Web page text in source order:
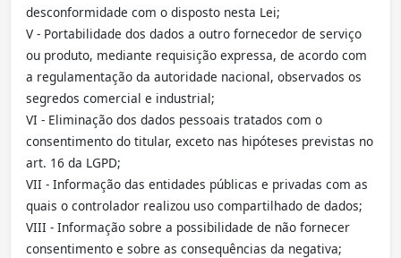
desconformidade com o disposto nesta Lei;
V - Portabilidade dos dados a outro fornecedor de serviço
ou produto, mediante requisição expressa, de acordo com
a regulamentação da autoridade nacional, observados os
segredos comercial e industrial;
VI - Eliminação dos dados pessoais tratados com o
consentimento do titular, exceto nas hipóteses previstas no
art. 16 da LGPD;
VII - Informação das entidades públicas e privadas com as
quais o controlador realizou uso compartilhado de dados;
VIII - Informação sobre a possibilidade de não fornecer
consentimento e sobre as consequências da negativa;